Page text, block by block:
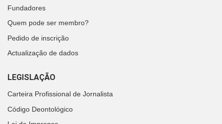
Fundadores
Quem pode ser membro?
Pedido de inscrição
Actualização de dados
LEGISLAÇÃO
Carteira Profissional de Jornalista
Código Deontológico